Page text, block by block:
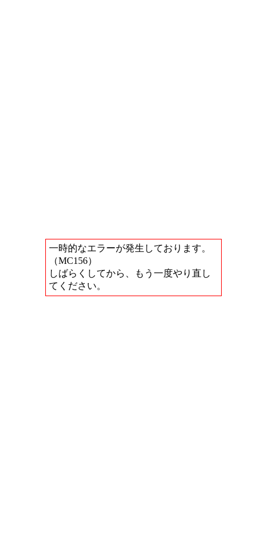
一時的なエラーが発生しております。
（MC156）
しばらくしてから、もう一度やり直し
てください。